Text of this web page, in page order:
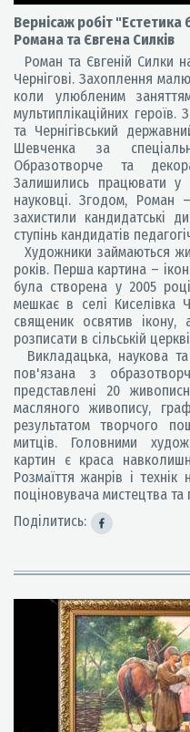
Вернісаж робіт "Естетика
Романа та Євгена Силків
Роман та Євгеній Силки
Чернігові. Захоплення
коли улюбленим
мультиплікаційних
та Чернігівський
Шевченка за
Образотворче та
Залишились працювати у
науковці. Згодом, Роман
захистили кандидатські
ступінь кандидатів
Художники займаються
років. Перша картина –
була створена у 2005
мешкає в селі Киселівка
священик освятив ікону,
розписати в сільській
Викладацька, наукова та
пов'язана з
представлені 20
масляного живопису,
результатом творчого
митців. Головними
картин є краса
Розмаїття жанрів і
поціновувача мистецтва та
Поділитись: